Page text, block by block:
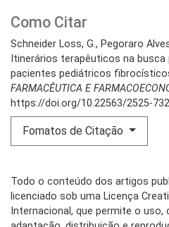
Como Citar
Schneider Loss, G., Pegoraro
Itinerários terapêuticos na
pacientes pediátricos
FARMACÊUTICA E
https://doi.org/10.22563/2525-
Fomatos de Citação
Todo o conteúdo dos artigos
licenciado sob uma Licença
Internacional, que permite o